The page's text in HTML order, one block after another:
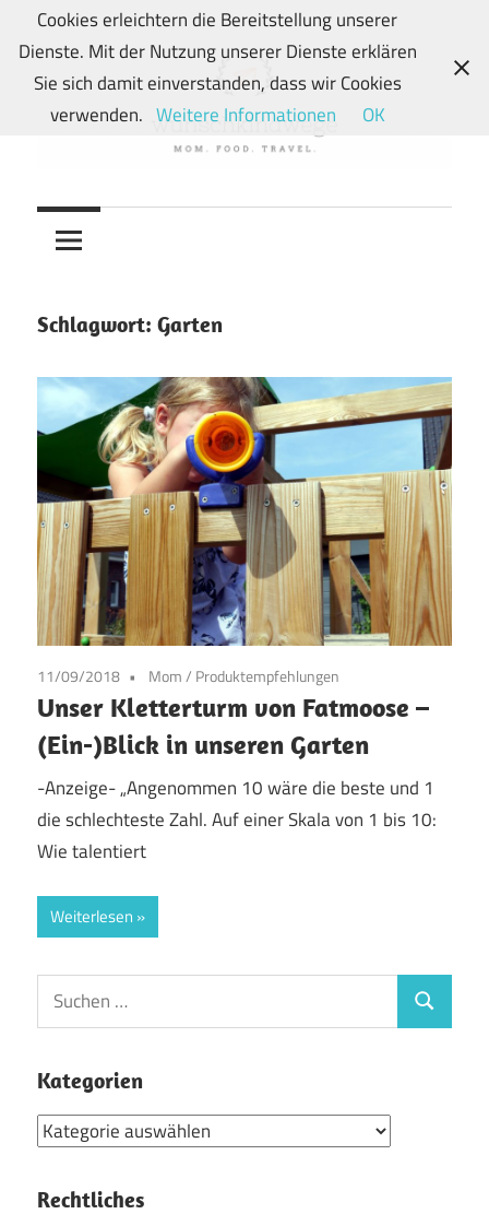
Zum
Inhalt
springen
wunschkindwege
Wunschkindern
und
Mein
Food-
und
Travelblog
Schlagwort: Garten
11/09/2018 Mom/ Produktempfehlungen
Unser Kletterturm von Fatmoose –
(Ein-)Blick in unseren Garten
-Anzeige- „Angenommen 10 wäre die beste und 1
die schlechteste Zahl. Auf einer Skala von 1 bis 10:
Wie talentiert
Weiterlesen
Suchen
nach:
Suchen
Kategorien
Kategorien
Rechtliches
Cookies erleichtern die Bereitstellung unserer
Dienste. Mit der Nutzung unserer Dienste erklären
Sie sich damit einverstanden, dass wir Cookies
verwenden. Weitere Informationen OK